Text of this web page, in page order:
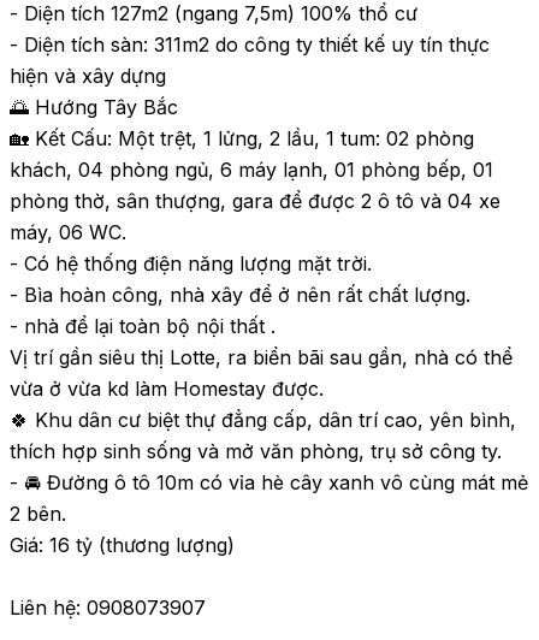
- Diện tích 127m2 (ngang 7,5m) 100% thổ cư
- Diện tích sàn: 311m2 do công ty thiết kế uy tín thực
hiện và xây dựng
🌅 Hướng Tây Bắc
🏡 Kết Cấu: Một trệt, 1 lửng, 2 lầu, 1 tum: 02 phòng
khách, 04 phòng ngủ, 6 máy lạnh, 01 phòng bếp, 01
phòng thờ, sân thượng, gara để được 2 ô tô và 04 xe
máy, 06 WC.
- Có hệ thống điện năng lượng mặt trời.
- Bìa hoàn công, nhà xây để ở nên rất chất lượng.
- nhà để lại toàn bộ nội thất .
Vị trí gần siêu thị Lotte, ra biển bãi sau gần, nhà có thể
vừa ở vừa kd làm Homestay được.
🍀 Khu dân cư biệt thự đẳng cấp, dân trí cao, yên bình,
thích hợp sinh sống và mở văn phòng, trụ sở công ty.
- 🚘 Đường ô tô 10m có vỉa hè cây xanh vô cùng mát mẻ
2 bên.
Giá: 16 tỷ (thương lượng)
Liên hệ: 0908073907